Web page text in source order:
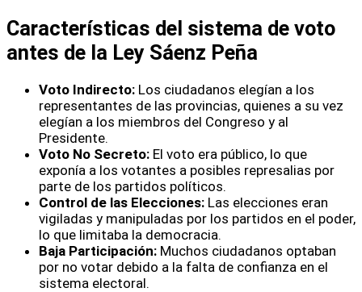
Características del sistema de voto
antes de la Ley Sáenz Peña
Voto Indirecto: Los ciudadanos elegían a los
representantes de las provincias, quienes a su vez
elegían a los miembros del Congreso y al
Presidente.
Voto No Secreto: El voto era público, lo que
exponía a los votantes a posibles represalias por
parte de los partidos políticos.
Control de las Elecciones: Las elecciones eran
vigiladas y manipuladas por los partidos en el poder,
lo que limitaba la democracia.
Baja Participación: Muchos ciudadanos optaban
por no votar debido a la falta de confianza en el
sistema electoral.